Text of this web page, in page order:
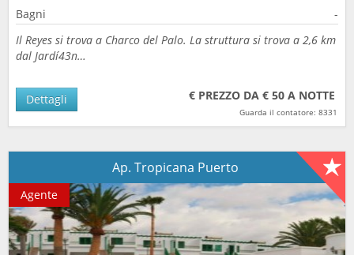
Bagni
-
Il Reyes si trova a Charco del Palo. La struttura si trova a 2,6 km
dal Jardí43n…
€ PREZZO DA € 50 A NOTTE
Guarda il contatore: 8331
Dettagli
Ap. Tropicana Puerto
Agente